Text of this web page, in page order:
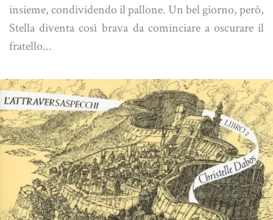
insieme, condividendo il pallone. Un bel giorno, però,
Stella diventa così brava da cominciare a oscurare il
fratello...